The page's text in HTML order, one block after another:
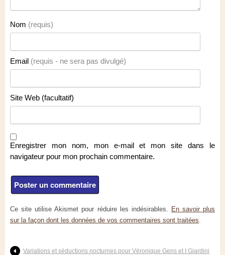
Nom (requis)
Email (requis - ne sera pas divulgé)
Site Web (facultatif)
Enregistrer mon nom, mon e-mail et mon site dans le
navigateur pour mon prochain commentaire.
Ce site utilise Akismet pour réduire les indésirables. En savoir plus
sur la façon dont les données de vos commentaires sont traitées
Variations et séductions nocturnes pour Véronique Gens et I Giardini